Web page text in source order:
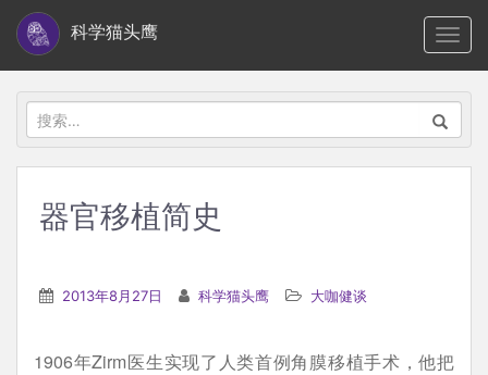
i
科学猫头鹰
搜
索：
器官移植简史
2013年8月27日 科学猫头鹰 大咖健谈
1906年Zirm医生实现了人类首例角膜移植手术，他把